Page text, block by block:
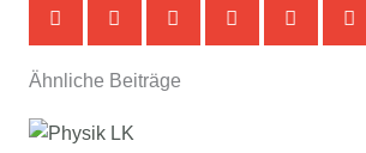
Ähnliche Beiträge